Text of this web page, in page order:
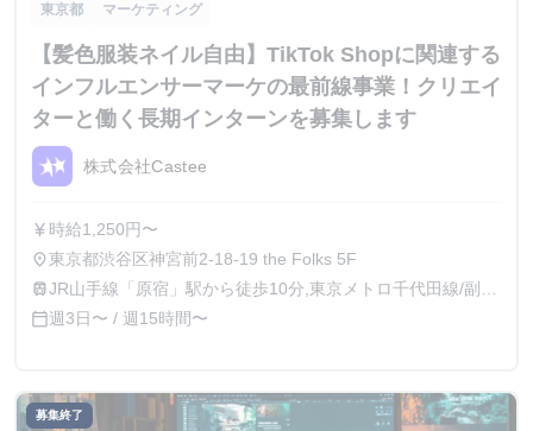
東京都 マーケティング
【髪色服装ネイル自由】TikTok Shopに関連する
インフルエンサーマーケの最前線事業！クリエイ
ターと働く長期インターンを募集します
株式会社Castee
currency_yen 時給1,250円〜
place東京都渋谷区神宮前2-18-19 the Folks 5F
trainJR山手線「原宿」駅から徒歩10分,東京メトロ千代田線/副都
心線「明治神宮前」駅から徒歩8分
calendar_today週3日〜 / 週15時間〜
募集終了